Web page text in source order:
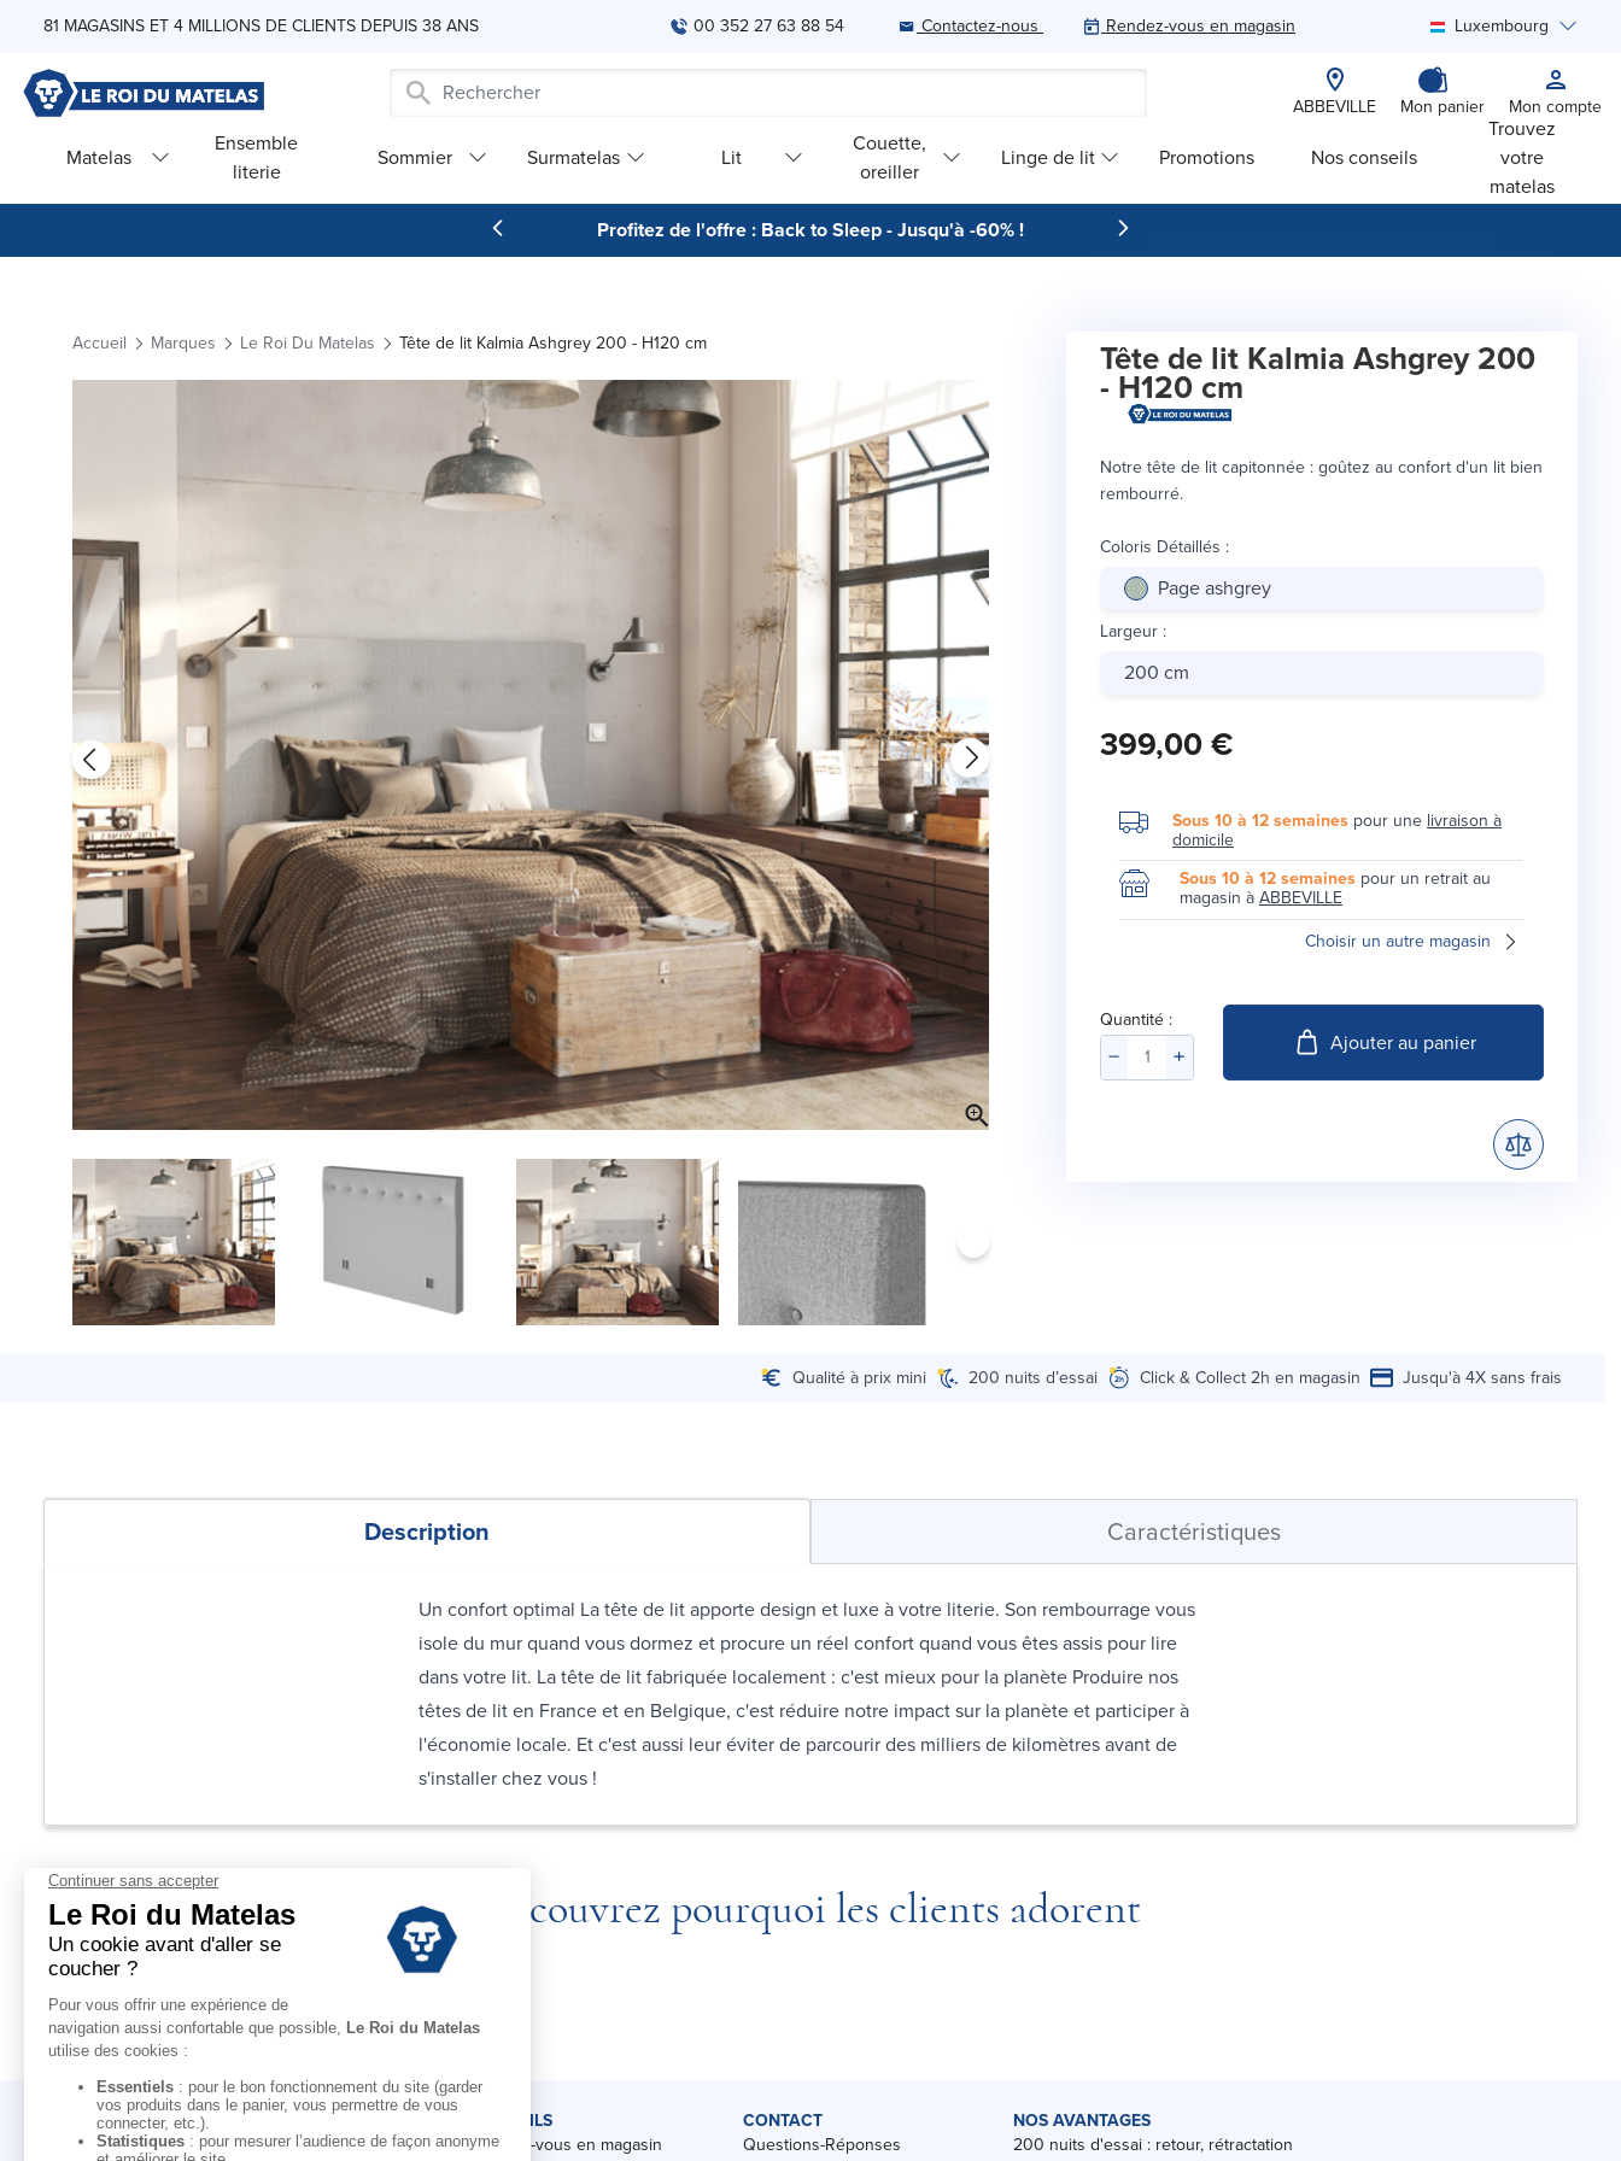
Skip to Content
81 MAGASINS ET 4 MILLIONS DE CLIENTS DEPUIS 38 ANS 00 352 27 63 88 54 Contactez-nous Rendez-vous en magasin Luxembourg
ABBEVILLE Mon panier Mon compte
Matelas
Ensemble
literie
Sommier Surmatelas Lit
Couette,
oreiller
Linge de lit Promotions Nos conseils
Trouvez
votre
matelas
Profitez de l'offre : Back to Sleep - Jusqu'à -60% !
Accueil Marques Le Roi Du Matelas Tête de lit Kalmia Ashgrey 200 - H120 cm Tête de lit Kalmia Ashgrey 200
- H120 cm
Notre tête de lit capitonnée : goûtez au confort d'un lit bien
rembourré.
Coloris Détaillés :
Page ashgrey
Largeur :
200 cm
399,00 €
Sous 10 à 12 semaines pour unelivraison à
domicile
Sous 10 à 12 semaines pour un retrait au
magasin àABBEVILLE
Choisir un autre magasin
Quantité :
Ajouter au panier
Qualité à prix mini 200 nuits d’essai Click & Collect 2h en magasin Jusqu'à 4X sans frais
Description Caractéristiques
Un confort optimal La tête de lit apporte design et luxe à votre literie. Son rembourrage vous
isole du mur quand vous dormez et procure un réel confort quand vous êtes assis pour lire
dans votre lit. La tête de lit fabriquée localement : c'est mieux pour la planète Produire nos
têtes de lit en France et en Belgique, c'est réduire notre impact sur la planète et participer à
l'économie locale. Et c'est aussi leur éviter de parcourir des milliers de kilomètres avant de
s'installer chez vous !
Découvrez pourquoi les clients adorent
LE ROI DU MATELAS
Notre histoire
CONSEILS
Rendez-vous en magasin
CONTACT
Questions-Réponses
NOS AVANTAGES
200 nuits d'essai : retour, rétractation